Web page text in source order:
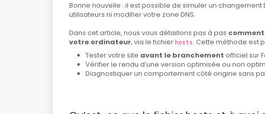
Bonne nouvelle : il est possible de simuler un changement
utilisateurs ni modifier votre zone DNS.
Dans cet article, nous vous détaillons pas à pas
votre ordinateur, via le fichier hosts. Cette méthode est
Tester votre site avant le branchement officiel sur
Vérifier le rendu d’une version optimisée ou non
Diagnostiquer un comportement côté origine sans